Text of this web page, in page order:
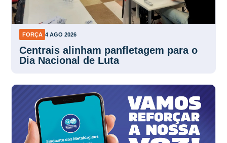
FORÇA 4 AGO 2026
Centrais alinham panfletagem para o
Dia Nacional de Luta